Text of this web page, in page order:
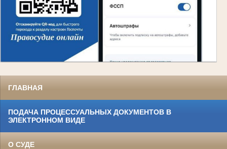
ГЛАВНАЯ
ПОДАЧА ПРОЦЕССУАЛЬНЫХ ДОКУМЕНТОВ В
ЭЛЕКТРОННОМ ВИДЕ
О СУДЕ